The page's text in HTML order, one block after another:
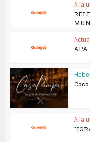
A la
APA
A la